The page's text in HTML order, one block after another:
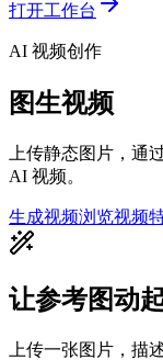
打开工作台
AI 视频创作
图生视频
上传静态图片，通
AI 视频。
生成视频浏览视频
让参考图动
上传一张图片，描